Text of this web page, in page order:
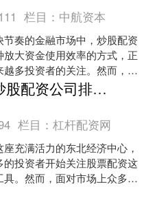
111 栏目： 中航资本
节奏的金融市场中，炒股配资
放大资金使用效率的方式，正
越多投资者的关注。然而，面
琅满目的配资平台，如何筛
全、合规且服务....
沈阳炒股配资公司排名-正规股票配资平台推荐
栏目：杠杆配资网
座充满活力的东北经济中心，
的投资者开始关注股票配资这
具。然而，面对市场上众多的